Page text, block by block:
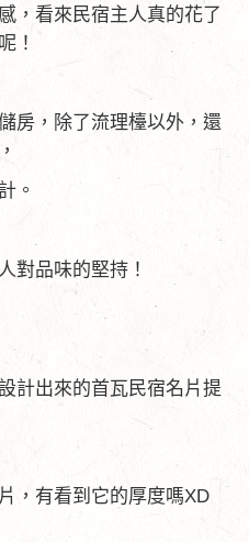
，看來民宿主人真的花了
！
房，除了流理檯以外，還
。
對品味的堅持！
計出來的首瓦民宿名片提
，有看到它的厚度嗎XD